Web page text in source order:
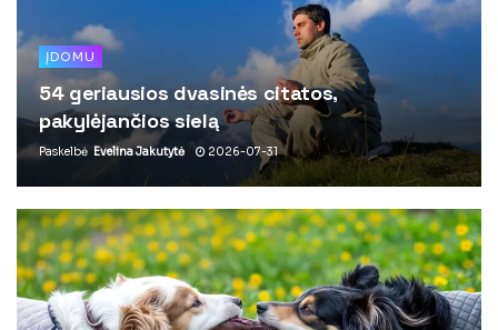
ĮDOMU
54 geriausios dvasinės citatos,
pakylėjančios sielą
Paskelbė Evelina Jakutytė 2026-07-31